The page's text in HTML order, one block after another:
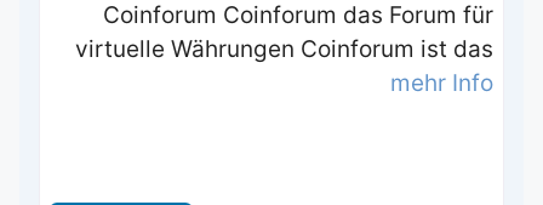
Coinforum Coinforum das Forum für
virtuelle Währungen Coinforum ist das
mehr Info